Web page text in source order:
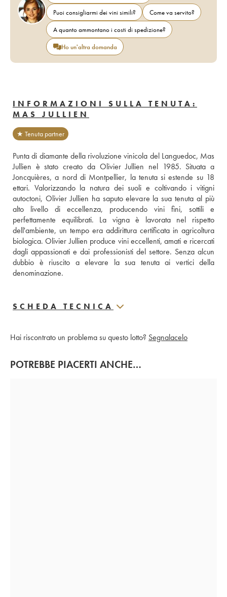
Puoi consigliarmi dei vini simili?
Come va servito?
A quanto ammontano i costi di spedizione?
Ho un'altra domanda
INFORMAZIONI SULLA TENUTA:
MAS JULLIEN
★ Tenuta partner
Punta di diamante della rivoluzione vinicola del Languedoc, Mas
Jullien è stato creato da Olivier Jullien nel 1985. Situata a
Joncquières, a nord di Montpellier, la tenuta si estende su 18
ettari. Valorizzando la natura dei suoli e coltivando i vitigni
autoctoni, Olivier Jullien ha saputo elevare la sua tenuta al più
alto livello di eccellenza, producendo vini fini, sottili e
perfettamente equilibrati. La vigna è lavorata nel rispetto
dell'ambiente, un tempo era addirittura certificata in agricoltura
biologica. Olivier Jullien produce vini eccellenti, amati e ricercati
dagli appassionati e dai professionisti del settore. Senza alcun
dubbio è riuscito a elevare la sua tenuta ai vertici della
denominazione.
SCHEDA TECNICA
Hai riscontrato un problema su questo lotto? Segnalacelo
POTREBBE PIACERTI ANCHE…